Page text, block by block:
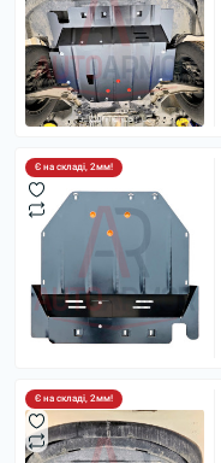
Є на складі, 2мм!
Є на складі, 2мм!